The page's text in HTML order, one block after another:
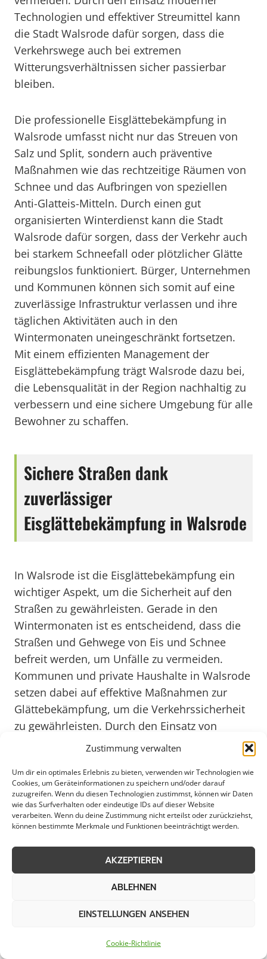
Zustimmung verwalten
Um dir ein optimales Erlebnis zu bieten, verwenden wir Technologien wie
Cookies, um Geräteinformationen zu speichern und/oder darauf
zuzugreifen. Wenn du diesen Technologien zustimmst, können wir Daten
wie das Surfverhalten oder eindeutige IDs auf dieser Website
verarbeiten. Wenn du deine Zustimmung nicht erteilst oder zurückziehst,
können bestimmte Merkmale und Funktionen beeinträchtigt werden.
AKZEPTIEREN
ABLEHNEN
EINSTELLUNGEN ANSEHEN
Cookie-Richtlinie
Technologien und effektiver Streumittel kann
die Stadt Walsrode dafür sorgen, dass die
Verkehrswege auch bei extremen
Witterungsverhältnissen sicher passierbar
bleiben.
Die professionelle Eisglättebekämpfung in
Walsrode umfasst nicht nur das Streuen von
Salz und Split, sondern auch präventive
Maßnahmen wie das rechtzeitige Räumen von
Schnee und das Aufbringen von speziellen
Anti-Glatteis-Mitteln. Durch einen gut
organisierten Winterdienst kann die Stadt
Walsrode dafür sorgen, dass der Verkehr auch
bei starkem Schneefall oder plötzlicher Glätte
reibungslos funktioniert. Bürger, Unternehmen
und Kommunen können sich somit auf eine
zuverlässige Infrastruktur verlassen und ihre
täglichen Aktivitäten auch in den
Wintermonaten uneingeschränkt fortsetzen.
Mit einem effizienten Management der
Eisglättebekämpfung trägt Walsrode dazu bei,
die Lebensqualität in der Region nachhaltig zu
verbessern und eine sichere Umgebung für alle
Bewohner zu schaffen.
Sichere Straßen dank
zuverlässiger
Eisglättebekämpfung in Walsrode
In Walsrode ist die Eisglättebekämpfung ein
wichtiger Aspekt, um die Sicherheit auf den
Straßen zu gewährleisten. Gerade in den
Wintermonaten ist es entscheidend, dass die
Straßen und Gehwege von Eis und Schnee
befreit werden, um Unfälle zu vermeiden.
Kommunen und private Haushalte in Walsrode
setzen dabei auf effektive Maßnahmen zur
Glättebekämpfung, um die Verkehrssicherheit
zu gewährleisten. Durch den Einsatz von
Salzstreuern, Schneepflügen und anderen
Walsrode auch bei winterlichen Bedingungen
aufrechterhalten.
Die Stadt Walsrode legt großen Wert darauf,
dass die Eisglättebekämpfung effizient und
umweltfreundlich erfolgt. Neben dem Einsatz
zum Einsatz, um die Auswirkungen auf die
investiert kontinuierlich in modernste